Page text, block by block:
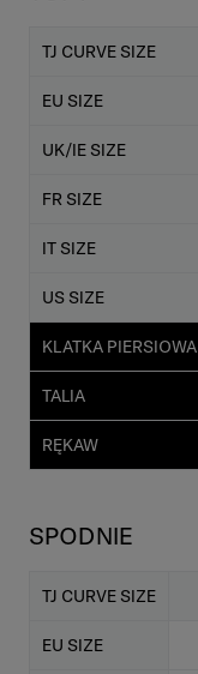
TJ CURVE SIZE
EU SIZE
UK/IE SIZE
FR SIZE
IT SIZE
US SIZE
KLATKA PIERSIOWA
TALIA
RĘKAW
SPODNIE
TJ CURVE SIZE
EU SIZE